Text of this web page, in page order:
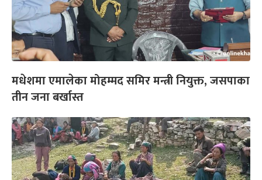
मधेशमा एमालेका मोहम्मद समिर मन्त्री नियुक्त, जसपाका
तीन जना बर्खास्त